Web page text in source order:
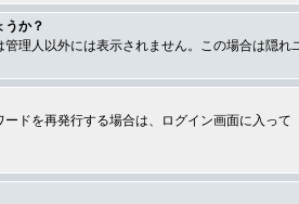
うか？
理人以外には表示されません。この場合は隠れ
ドを再発行する場合は、ログイン画面に入っ